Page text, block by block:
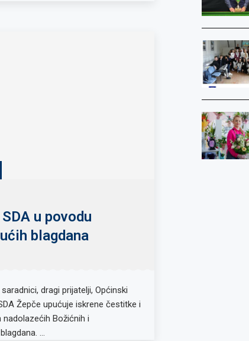
u povodu
blagdana
dragi prijatelji, Općinski
Žepče upućuje iskrene čestitke i
Božićnih i
…